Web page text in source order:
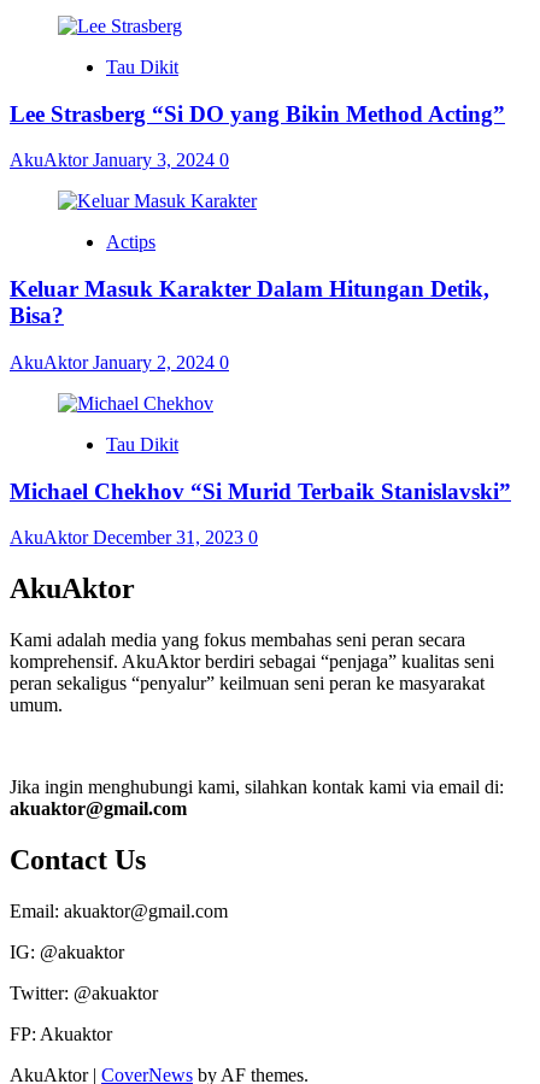
Tau Dikit
Lee Strasberg “Si DO yang Bikin Method Acting”
AkuAktorJanuary 3, 2024 0
Actips
Keluar Masuk Karakter Dalam Hitungan Detik,
Bisa?
AkuAktorJanuary 2, 2024 0
Tau Dikit
Michael Chekhov “Si Murid Terbaik Stanislavski”
AkuAktorDecember 31, 2023 0
AkuAktor
Kami adalah media yang fokus membahas seni peran secara
komprehensif. AkuAktor berdiri sebagai “penjaga” kualitas seni
peran sekaligus “penyalur” keilmuan seni peran ke masyarakat
umum.
Jika ingin menghubungi kami, silahkan kontak kami via email di:
akuaktor@gmail.com
Contact Us
Email: akuaktor@gmail.com
IG: @akuaktor
Twitter: @akuaktor
FP: Akuaktor
AkuAktor | CoverNews by AF themes.